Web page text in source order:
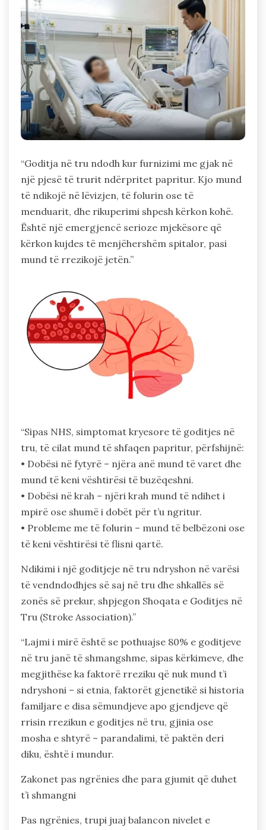
“Goditja në tru ndodh kur furnizimi me gjak në
një pjesë të trurit ndërpritet papritur. Kjo mund
të ndikojë në lëvizjen, të folurin ose të
menduarit, dhe rikuperimi shpesh kërkon kohë.
Është një emergjencë serioze mjekësore që
kërkon kujdes të menjëhershëm spitalor, pasi
mund të rrezikojë jetën.”
“Sipas NHS, simptomat kryesore të goditjes në
tru, të cilat mund të shfaqen papritur, përfshijnë:
• Dobësi në fytyrë – njëra anë mund të varet dhe
mund të keni vështirësi të buzëqeshni.
• Dobësi në krah – njëri krah mund të ndihet i
mpirë ose shumë i dobët për t’u ngritur.
• Probleme me të folurin – mund të belbëzoni ose
të keni vështirësi të flisni qartë.
Ndikimi i një goditjeje në tru ndryshon në varësi
të vendndodhjes së saj në tru dhe shkallës së
zonës së prekur, shpjegon Shoqata e Goditjes në
Tru (Stroke Association).”
“Lajmi i mirë është se pothuajse 80% e goditjeve
në tru janë të shmangshme, sipas kërkimeve, dhe
megjithëse ka faktorë rreziku që nuk mund t’i
ndryshoni – si etnia, faktorët gjenetikë si historia
familjare e disa sëmundjeve apo gjendjeve që
rrisin rrezikun e goditjes në tru, gjinia ose
mosha e shtyrë – parandalimi, të paktën deri
diku, është i mundur.
Zakonet pas ngrënies dhe para gjumit që duhet
t’i shmangni
Pas ngrënies, trupi juaj balancon nivelet e